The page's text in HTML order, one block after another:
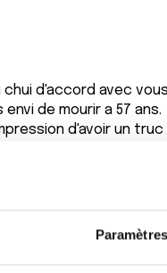
d'accord avec
envi de mourir a 57 ans.
d'avoir un
que pour en arriver
sur internet,c'est vrai
très grande
a 16 ans,vous n'avez
même pas vous dire
pas mon